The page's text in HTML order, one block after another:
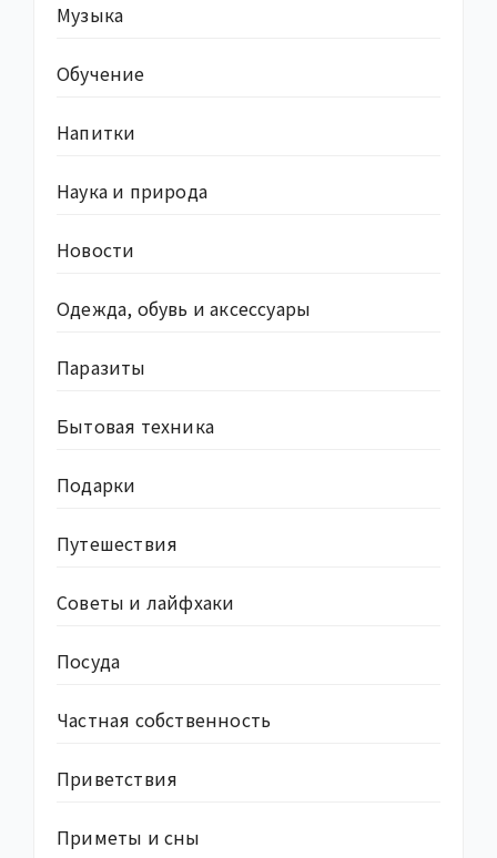
Музыка
Обучение
Напитки
Наука и природа
Новости
Одежда, обувь и аксессуары
Паразиты
Бытовая техника
Подарки
Путешествия
Советы и лайфхаки
Посуда
Частная собственность
Приветствия
Приметы и сны